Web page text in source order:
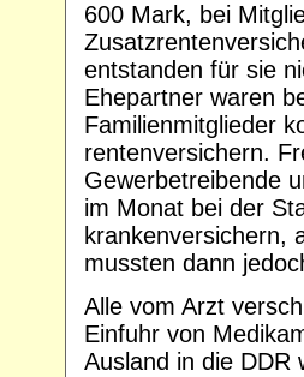
600 Mark, bei
entstanden für sie
Ehepartner waren
Familienmitglieder
rentenversichern.
Gewerbetreibende
im Monat bei der
krankenversichern,
mussten dann
Alle vom Arzt
Einfuhr von
Ausland in die DDR